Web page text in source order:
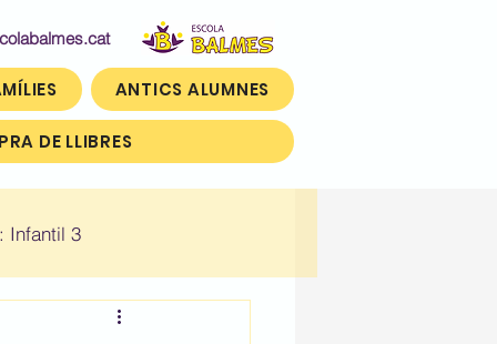
ANTICS ALUMNES
DE LLIBRES
Infantil 3
Històric: Tercer (3r)